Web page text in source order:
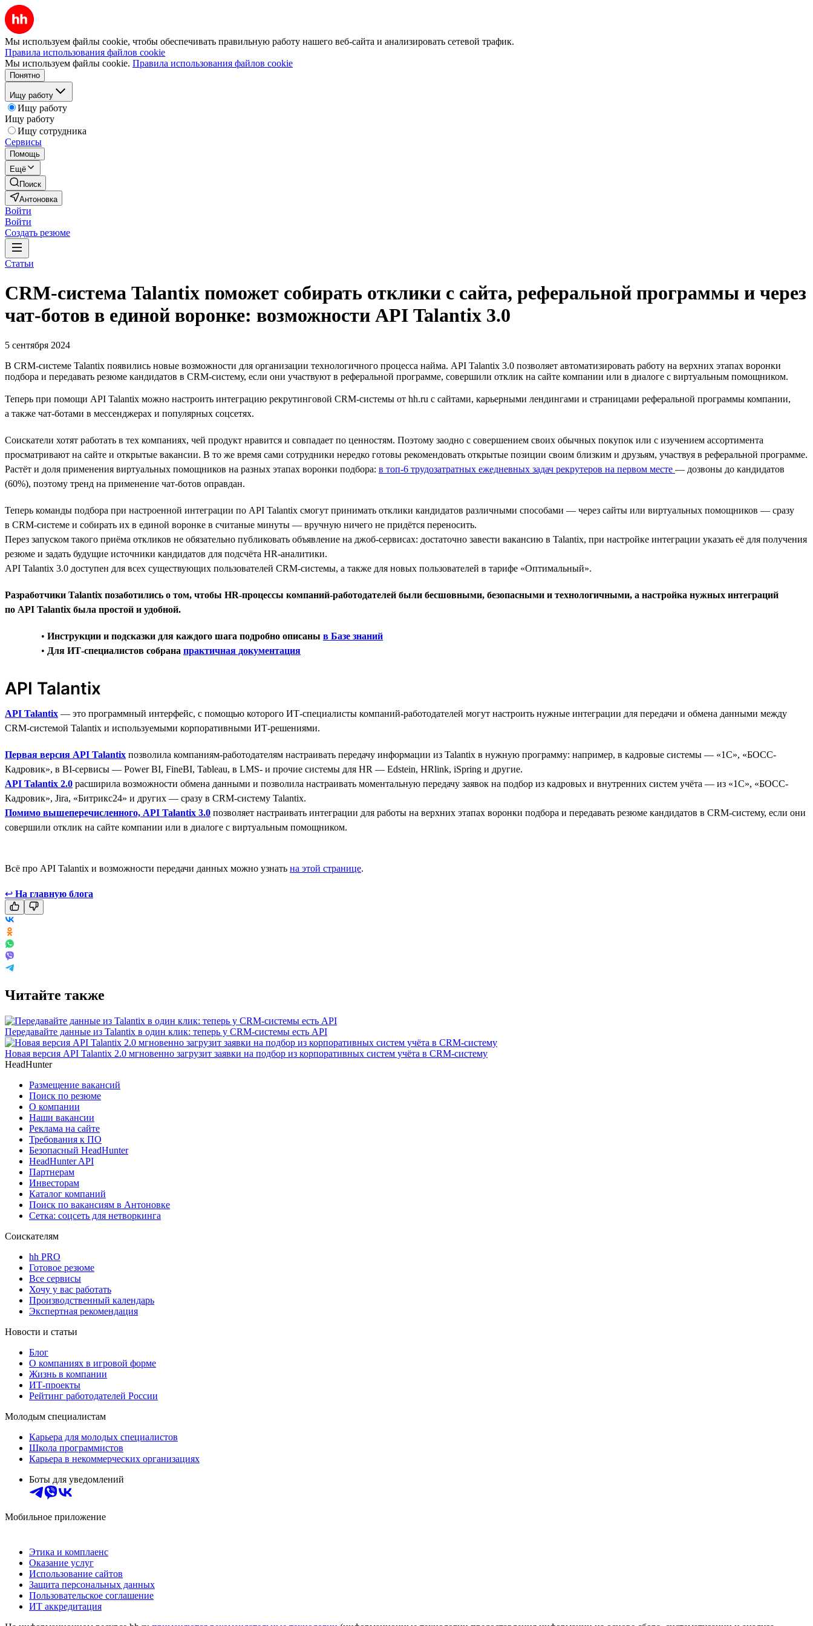
Мы используем файлы cookie, чтобы обеспечивать правильную работу нашего веб-сайта и анализировать сетевой трафик.
Правила использования файлов cookie
Мы используем файлы cookie. Правила использования файлов cookie
Понятно
Ищу работу
Ищу работу
Ищу работу
Ищу сотрудника
Сервисы
Помощь
Ещё
Поиск
Антоновка
Войти
Войти
Создать резюме
Статьи
CRM-система Talantix поможет собирать отклики с сайта, реферальной программы и через
чат-ботов в единой воронке: возможности API Talantix 3.0
5 сентября 2024
В CRM-системе Talantix появились новые возможности для организации технологичного процесса найма. API Talantix 3.0 позволяет автоматизировать работу на верхних этапах воронки
подбора и передавать резюме кандидатов в CRM-систему, если они участвуют в реферальной программе, совершили отклик на сайте компании или в диалоге с виртуальным помощником.
Теперь при помощи API Talantix можно настроить интеграцию рекрутинговой CRM-системы от hh.ru с сайтами, карьерными лендингами и страницами реферальной программы компании,
а также чат-ботами в мессенджерах и популярных соцсетях.
Соискатели хотят работать в тех компаниях, чей продукт нравится и совпадает по ценностям. Поэтому заодно с совершением своих обычных покупок или с изучением ассортимента
просматривают на сайте и открытые вакансии. В то же время сами сотрудники нередко готовы рекомендовать открытые позиции своим близким и друзьям, участвуя в реферальной программе.
Растёт и доля применения виртуальных помощников на разных этапах воронки подбора: в топ-6 трудозатратных ежедневных задач рекрутеров на первом месте — дозвоны до кандидатов
(60%), поэтому тренд на применение чат-ботов оправдан.
Теперь команды подбора при настроенной интеграции по API Talantix смогут принимать отклики кандидатов различными способами — через сайты или виртуальных помощников — сразу
в CRM-системе и собирать их в единой воронке в считаные минуты — вручную ничего не придётся переносить.
Перез запуском такого приёма откликов не обязательно публиковать объявление на джоб-сервисах: достаточно завести вакансию в Talantix, при настройке интеграции указать её для получения
резюме и задать будущие источники кандидатов для подсчёта HR-аналитики.
API Talantix 3.0 доступен для всех существующих пользователей CRM-системы, а также для новых пользователей в тарифе «Оптимальный».
Разработчики Talantix позаботились о том, чтобы HR-процессы компаний-работодателей были бесшовными, безопасными и технологичными, а настройка нужных интеграций
по API Talantix была простой и удобной.
• Инструкции и подсказки для каждого шага подробно описаны в Базе знаний
• Для ИТ-специалистов собрана практичная документация
API Talantix
API Talantix — это программный интерфейс, с помощью которого ИТ-специалисты компаний-работодателей могут настроить нужные интеграции для передачи и обмена данными между
CRM-системой Talantix и используемыми корпоративными ИТ-решениями.
Первая версия API Talantix позволила компаниям-работодателям настраивать передачу информации из Talantix в нужную программу: например, в кадровые системы — «1С», «БОСС-
Кадровик», в BI-сервисы — Power BI, FineBI, Tableau, в LMS- и прочие системы для HR — Edstein, HRlink, iSpring и другие.
API Talantix 2.0 расширила возможности обмена данными и позволила настраивать моментальную передачу заявок на подбор из кадровых и внутренних систем учёта — из «1С», «БОСС-
Кадровик», Jira, «Битрикс24» и других — сразу в CRM-систему Talantix.
Помимо вышеперечисленного, API Talantix 3.0 позволяет настраивать интеграции для работы на верхних этапах воронки подбора и передавать резюме кандидатов в CRM-систему, если они
совершили отклик на сайте компании или в диалоге с виртуальным помощником.
Всё про API Talantix и возможности передачи данных можно узнать на этой странице.
↩ На главную блога
Читайте также
Передавайте данные из Talantix в один клик: теперь у CRM-системы есть API
Новая версия API Talantix 2.0 мгновенно загрузит заявки на подбор из корпоративных систем учёта в CRM-систему
HeadHunter
Размещение вакансий
Поиск по резюме
О компании
Наши вакансии
Реклама на сайте
Требования к ПО
Безопасный HeadHunter
HeadHunter API
Партнерам
Инвесторам
Каталог компаний
Поиск по вакансиям в Антоновке
Сетка: соцсеть для нетворкинга
Соискателям
hh PRO
Готовое резюме
Все сервисы
Хочу у вас работать
Производственный календарь
Экспертная рекомендация
Новости и статьи
Блог
О компаниях в игровой форме
Жизнь в компании
ИТ-проекты
Рейтинг работодателей России
Молодым специалистам
Карьера для молодых специалистов
Школа программистов
Карьера в некоммерческих организациях
Боты для уведомлений
Мобильное приложение
Этика и комплаенс
Оказание услуг
Использование сайтов
Защита персональных данных
Пользовательское соглашение
ИТ аккредитация